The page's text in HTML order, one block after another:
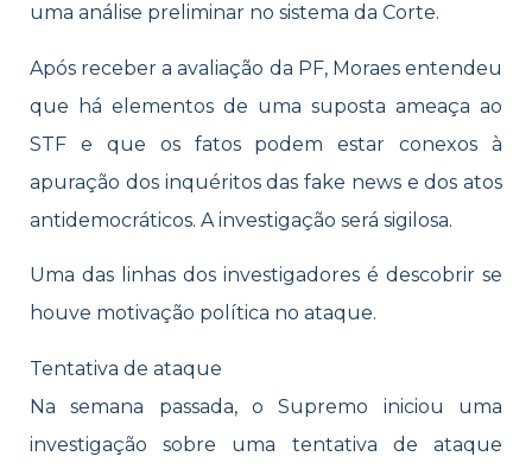
uma análise preliminar no sistema da Corte.
Após receber a avaliação da PF, Moraes entendeu
que há elementos de uma suposta ameaça ao
STF e que os fatos podem estar conexos à
apuração dos inquéritos das fake news e dos atos
antidemocráticos. A investigação será sigilosa.
Uma das linhas dos investigadores é descobrir se
houve motivação política no ataque.
Tentativa de ataque
Na semana passada, o Supremo iniciou uma
investigação sobre uma tentativa de ataque